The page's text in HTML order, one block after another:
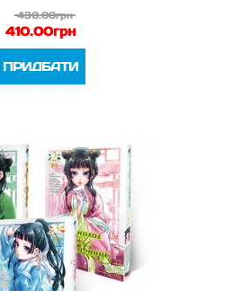
430.00грн
410.00грн
ПРИДБАТИ